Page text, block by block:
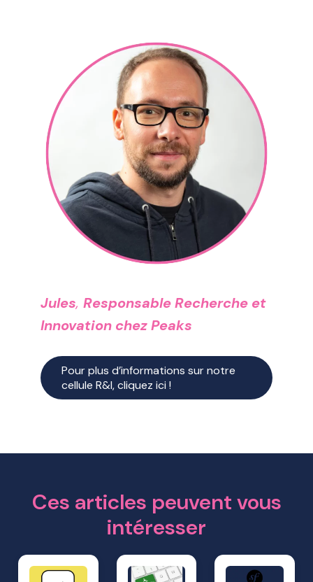
Jules, Responsable Recherche et
Innovation chez Peaks
Pour plus d’informations sur notre
cellule R&I, cliquez ici !
Ces articles peuvent vous
intéresser